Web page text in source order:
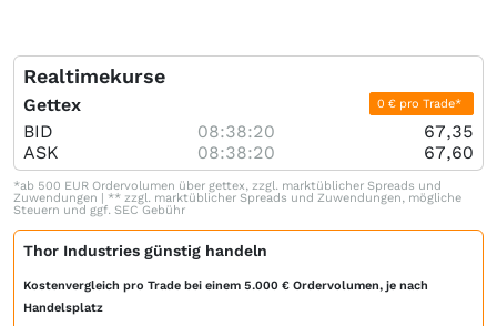
Realtimekurse
Gettex 0 € pro Trade*
BID 08:38:20
67,35
ASK
08:38:20 67,60
*ab 500 EUR Ordervolumen über gettex, zzgl. marktüblicher Spreads und
Zuwendungen | ** zzgl. marktüblicher Spreads und Zuwendungen, mögliche
Steuern und ggf. SEC Gebühr
Thor Industries günstig handeln
Kostenvergleich pro Trade bei einem 5.000 € Ordervolumen, je nach
Handelsplatz